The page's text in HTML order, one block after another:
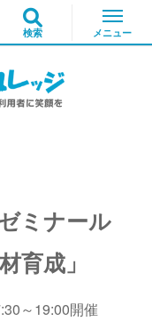
ミナール
育成」
～19:00開催